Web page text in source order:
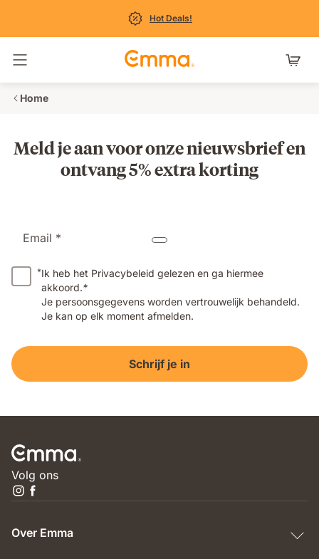
Hot Deals!
Navigatie in- en uitschakelen
Home
Meld je aan voor onze nieuwsbrief en
ontvang 5% extra korting
Email *
*Ik heb het Privacybeleid gelezen en ga hiermee
akkoord.*
Je persoonsgegevens worden vertrouwelijk behandeld.
Je kan op elk moment afmelden.
Schrijf je in
Volg ons
Over Emma